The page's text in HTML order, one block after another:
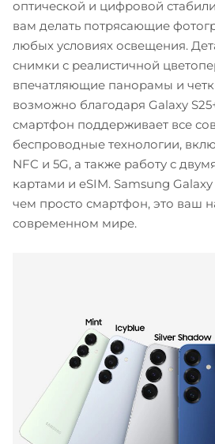
оптической и цифровой
вам делать потрясающие
любых условиях освещения.
снимки с реалистичной
впечатляющие панорамы и
возможно благодаря Galaxy
смартфон поддерживает все
беспроводные технологии,
NFC и 5G, а также работу с
картами и eSIM. Samsung
чем просто смартфон, это ваш
современном мире.